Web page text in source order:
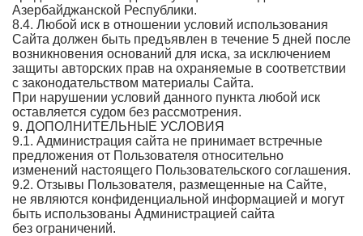
Азербайджанской Республики.
8.4. Любой иск в отношении условий использования
Сайта должен быть предъявлен в течение 5 дней после
возникновения оснований для иска, за исключением
защиты авторских прав на охраняемые в соответствии
с законодательством материалы Сайта.
При нарушении условий данного пункта любой иск
оставляется судом без рассмотрения.
9. ДОПОЛНИТЕЛЬНЫЕ УСЛОВИЯ
9.1. Администрация сайта не принимает встречные
предложения от Пользователя относительно
изменений настоящего Пользовательского соглашения.
9.2. Отзывы Пользователя, размещенные на Сайте,
не являются конфиденциальной информацией и могут
быть использованы Администрацией сайта
без ограничений.